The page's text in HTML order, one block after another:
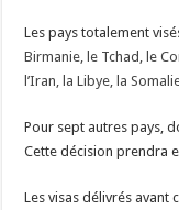
Les pays totalement
Birmanie, le Tchad, le
l’Iran, la Libye, la
Pour sept autres pays,
Cette décision prendra
Les visas délivrés avant